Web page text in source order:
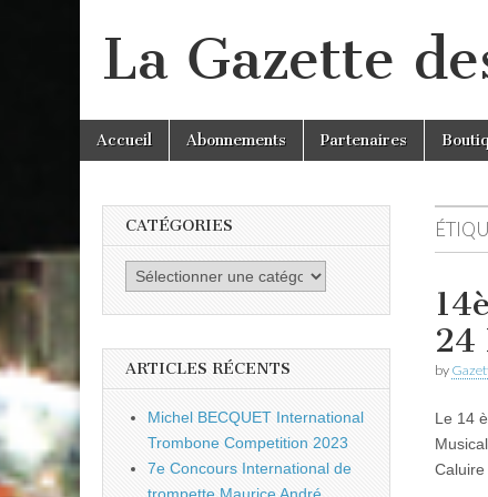
La Gazette
Main
menu
Skip
Accueil Abonnements Partenaires
24
by
Le 14
CATÉGORIES
Catégories
ARTICLES RÉCENTS
Michel BECQUET International
Trombone Competition 2023
7e Concours International de